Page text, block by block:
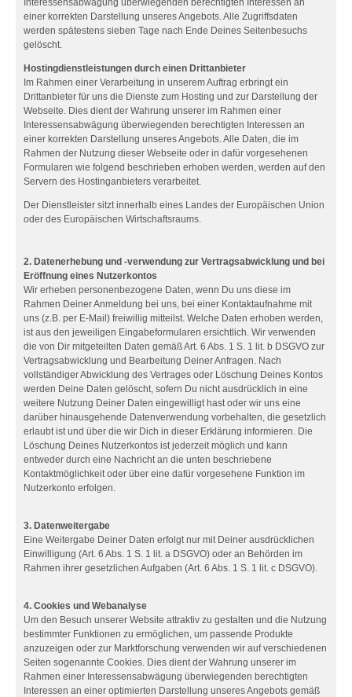
Interessensabwägung überwiegenden berechtigten Interessen an
einer korrekten Darstellung unseres Angebots. Alle Zugriffsdaten
werden spätestens sieben Tage nach Ende Deines Seitenbesuchs
gelöscht.
Hostingdienstleistungen durch einen Drittanbieter
Im Rahmen einer Verarbeitung in unserem Auftrag erbringt ein
Drittanbieter für uns die Dienste zum Hosting und zur Darstellung der
Webseite. Dies dient der Wahrung unserer im Rahmen einer
Interessensabwägung überwiegenden berechtigten Interessen an
einer korrekten Darstellung unseres Angebots. Alle Daten, die im
Rahmen der Nutzung dieser Webseite oder in dafür vorgesehenen
Formularen wie folgend beschrieben erhoben werden, werden auf den
Servern des Hostinganbieters verarbeitet.
Der Dienstleister sitzt innerhalb eines Landes der Europäischen Union
oder des Europäischen Wirtschaftsraums.
2. Datenerhebung und -verwendung zur Vertragsabwicklung und bei
Eröffnung eines Nutzerkontos
Wir erheben personenbezogene Daten, wenn Du uns diese im
Rahmen Deiner Anmeldung bei uns, bei einer Kontaktaufnahme mit
uns (z.B. per E-Mail) freiwillig mitteilst. Welche Daten erhoben werden,
ist aus den jeweiligen Eingabeformularen ersichtlich. Wir verwenden
die von Dir mitgeteilten Daten gemäß Art. 6 Abs. 1 S. 1 lit. b DSGVO zur
Vertragsabwicklung und Bearbeitung Deiner Anfragen. Nach
vollständiger Abwicklung des Vertrages oder Löschung Deines Kontos
werden Deine Daten gelöscht, sofern Du nicht ausdrücklich in eine
weitere Nutzung Deiner Daten eingewilligt hast oder wir uns eine
darüber hinausgehende Datenverwendung vorbehalten, die gesetzlich
erlaubt ist und über die wir Dich in dieser Erklärung informieren. Die
Löschung Deines Nutzerkontos ist jederzeit möglich und kann
entweder durch eine Nachricht an die unten beschriebene
Kontaktmöglichkeit oder über eine dafür vorgesehene Funktion im
Nutzerkonto erfolgen.
3. Datenweitergabe
Eine Weitergabe Deiner Daten erfolgt nur mit Deiner ausdrücklichen
Einwilligung (Art. 6 Abs. 1 S. 1 lit. a DSGVO) oder an Behörden im
Rahmen ihrer gesetzlichen Aufgaben (Art. 6 Abs. 1 S. 1 lit. c DSGVO).
4. Cookies und Webanalyse
Um den Besuch unserer Website attraktiv zu gestalten und die Nutzung
bestimmter Funktionen zu ermöglichen, um passende Produkte
anzuzeigen oder zur Marktforschung verwenden wir auf verschiedenen
Seiten sogenannte Cookies. Dies dient der Wahrung unserer im
Rahmen einer Interessensabwägung überwiegenden berechtigten
Interessen an einer optimierten Darstellung unseres Angebots gemäß